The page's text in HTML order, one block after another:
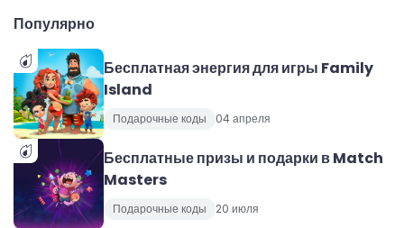
Популярно
Бесплатная энергия для игры Family
Island
Подарочные коды 04 апреля
Бесплатные призы и подарки в Match
Masters
Подарочные коды 20 июля